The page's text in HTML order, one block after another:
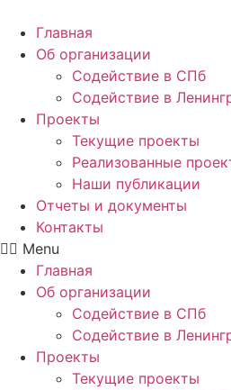
Главная
Об организации
Содействие в СПб
Содействие в
Проекты
Текущие проекты
Реализованные
Наши публикации
Отчеты и документы
Контакты
Menu
Главная
Об организации
Содействие в СПб
Содействие в
Проекты
Текущие проекты